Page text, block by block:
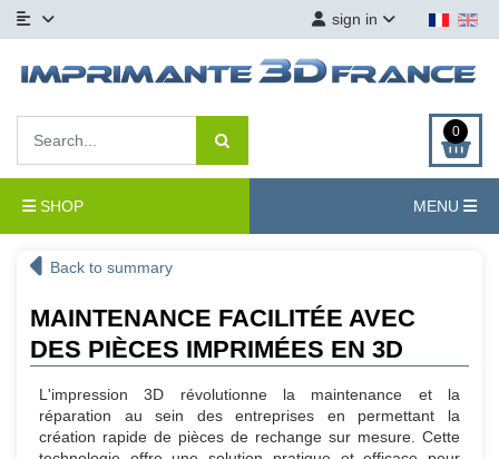
sign in
0
SHOP MENU
Back to summary
MAINTENANCE FACILITÉE AVEC
DES PIÈCES IMPRIMÉES EN 3D
L'impression 3D révolutionne la maintenance et la
réparation au sein des entreprises en permettant la
création rapide de pièces de rechange sur mesure. Cette